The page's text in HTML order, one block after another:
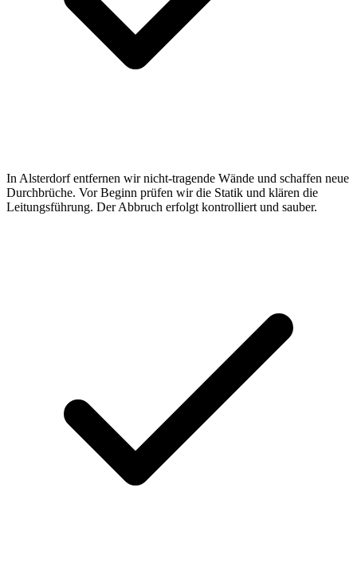
In Alsterdorf entfernen wir nicht-tragende Wände und schaffen neue
Durchbrüche. Vor Beginn prüfen wir die Statik und klären die
Leitungsführung. Der Abbruch erfolgt kontrolliert und sauber.